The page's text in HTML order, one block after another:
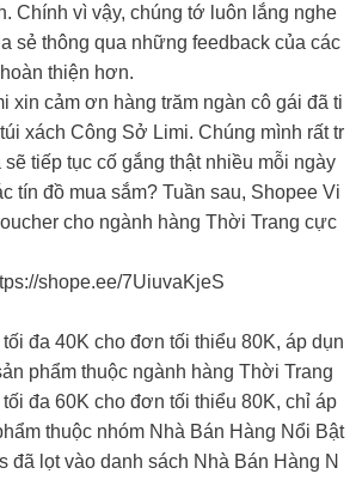
Chính vì vậy, chúng tớ luôn lắng nghe
sẻ thông qua những feedback của các
thiện hơn.
xin cảm ơn hàng trăm ngàn cô gái đã ti
xách Công Sở Limi. Chúng mình rất tr
tiếp tục cố gắng thật nhiều mỗi ngày
tín đồ mua sắm? Tuần sau, Shopee Vi
cho ngành hàng Thời Trang cực
shope.ee/7UiuvaKjeS
đa 40K cho đơn tối thiểu 80K, áp dụn
phẩm thuộc ngành hàng Thời Trang
đa 60K cho đơn tối thiểu 80K, chỉ áp
thuộc nhóm Nhà Bán Hàng Nổi Bật
đã lọt vào danh sách Nhà Bán Hàng N